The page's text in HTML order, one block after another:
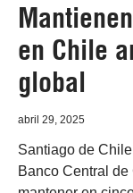
en Chile
global
abril 29, 2025
Santiago de
Banco Central